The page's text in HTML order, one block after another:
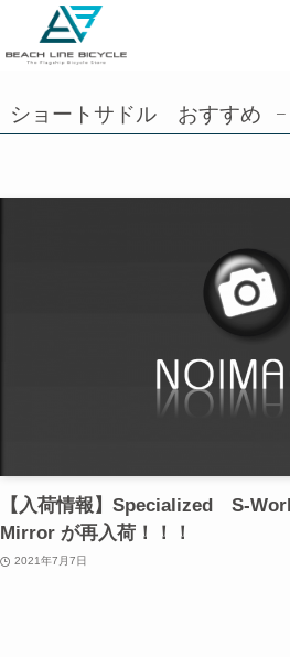
ショートサドル おすすめ –
【入荷情報】Specialized S-
Mirror が再入荷！！！
2021年7月7日